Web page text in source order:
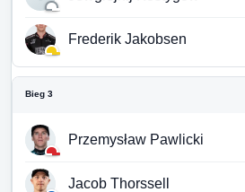
Frederik Jakobsen
Bieg 3
Przemysław Pawlicki
Jacob Thorssell